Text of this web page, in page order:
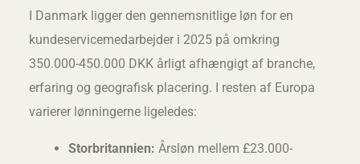
I Danmark ligger den gennemsnitlige løn for en
kundeservicemedarbejder i 2025 på omkring
350.000-450.000 DKK årligt afhængigt af branche,
erfaring og geografisk placering. I resten af Europa
varierer lønningerne ligeledes:
Storbritannien: Årsløn mellem £23.000-